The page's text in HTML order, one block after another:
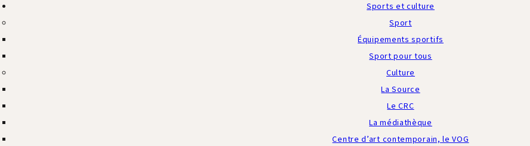
Sports et culture
Sport
Équipements sportifs
Sport pour tous
Culture
La Source
Le CRC
La médiathèque
Centre d’art contemporain, le VOG